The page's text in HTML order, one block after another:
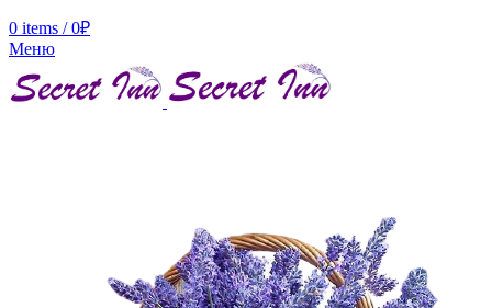
0 items / 0₽
Меню